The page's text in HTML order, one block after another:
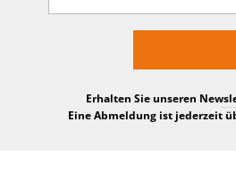
Erhalten Sie unseren
Eine Abmeldung ist jederzeit